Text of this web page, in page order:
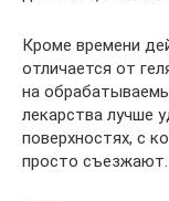
Кроме времени
отличается от
на
лекарства лучше
поверхностях, с
просто съезжают.